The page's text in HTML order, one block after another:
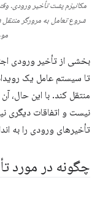
مکانیزم پشت تأخیر ورودی.
شروع تعامل به مرورگر
بخشی از تأخیر ورودی
تا سیستم عامل یک
منتقل کند. با این حال،
نیست و اتفاقات دیگری
تأخیرهای ورودی را به
چگونه در مورد